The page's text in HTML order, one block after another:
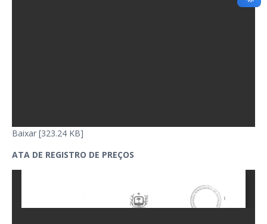
Baixar [323.24 KB]
ATA DE REGISTRO DE PREÇOS